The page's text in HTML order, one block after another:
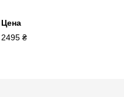
Цена
2495 ₴